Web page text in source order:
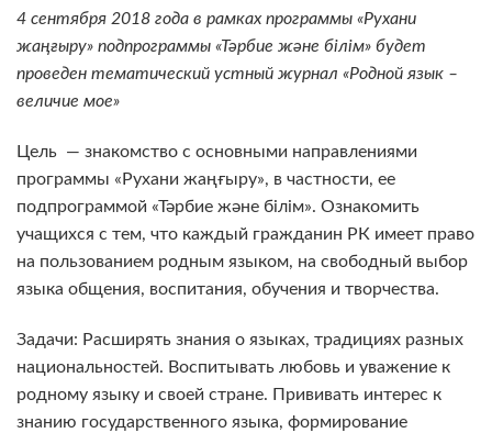
4 сентября 2018 года в рамках программы «Рухани
жаңғыру» подпрограммы «Тәрбие және білім» будет
проведен тематический устный журнал «Родной язык –
величие мое»
Цель — знакомство с основными направлениями
программы «Рухани жаңғыру», в частности, ее
подпрограммой «Тәрбие және білім». Ознакомить
учащихся с тем, что каждый гражданин РК имеет право
на пользованием родным языком, на свободный выбор
языка общения, воспитания, обучения и творчества.
Задачи: Расширять знания о языках, традициях разных
национальностей. Воспитывать любовь и уважение к
родному языку и своей стране. Прививать интерес к
знанию государственного языка, формирование